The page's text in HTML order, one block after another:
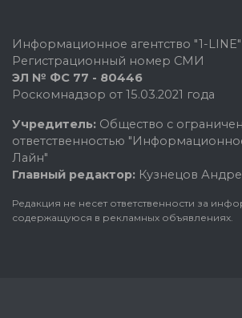
Информационное агентство "1-LINE"
Регистрационный номер СМИ
ЭЛ № ФС 77 - 80446
Роскомнадзор от 15.03.2021 года
Учредитель: Общество с
ответственностью
Лайн"
Главный редактор: Кузнецов
Редакция не несет ответственности за
содержащуюся в рекламных объявлениях.